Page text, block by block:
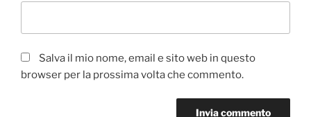
Salva il mio nome, email e sito web in questo
browser per la prossima volta che commento.